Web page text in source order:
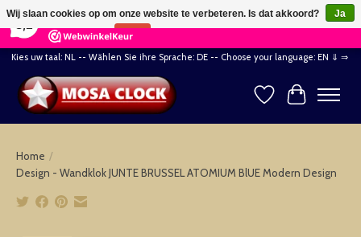
164 Reviews ×
Kies uw taal: NL -- Wählen Sie ihre Sprache: DE -- Choose your language: EN ⇓ ⇒
Verlanglijst
Home /
Design - Wandklok JUNTE BRUSSEL ATOMIUM BlUE Modern Design
Wij slaan cookies op om onze website te verbeteren. Is dat akkoord?
Ja
Nee